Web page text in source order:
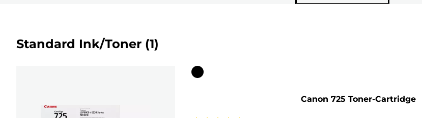
Standard Ink/Toner (1)
Farbpatrone
Canon 725 Toner-Cartridge